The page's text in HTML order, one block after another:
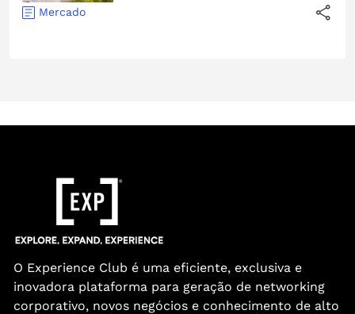
Mercado
O Experience Club é uma eficiente, exclusiva e
inovadora plataforma para geração de networking
corporativo, novos negócios e conhecimento de alto